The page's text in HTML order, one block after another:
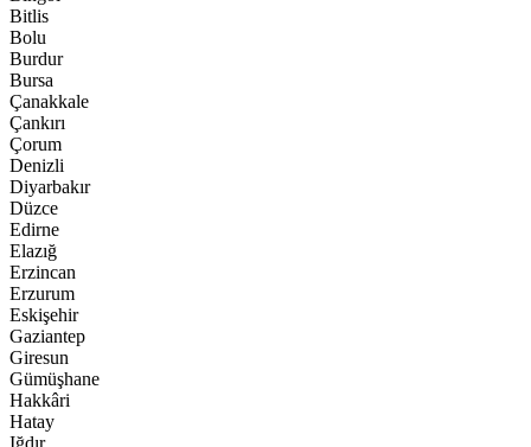
Bitlis
Bolu
Burdur
Bursa
Çanakkale
Çankırı
Çorum
Denizli
Diyarbakır
Düzce
Edirne
Elazığ
Erzincan
Erzurum
Eskişehir
Gaziantep
Giresun
Gümüşhane
Hakkâri
Hatay
Iğdır